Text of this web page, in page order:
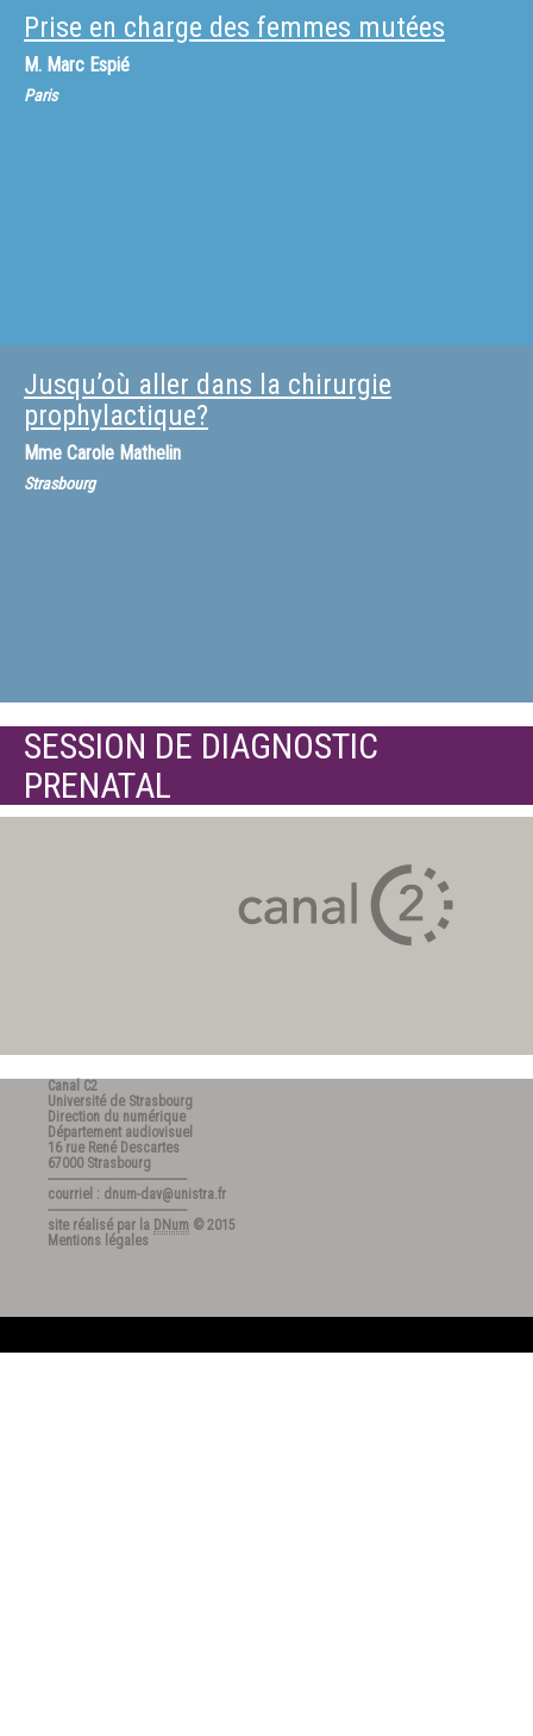
Prise en charge des femmes mutées
M. Marc Espié
Paris
Jusqu’où aller dans la chirurgie
prophylactique?
Mme Carole Mathelin
Strasbourg
SESSION DE DIAGNOSTIC
PRENATAL
Canal C2
Université de Strasbourg
Direction du numérique
Département audiovisuel
16 rue René Descartes
67000 Strasbourg
---------------------------------------
courriel : dnum-dav@unistra.fr
---------------------------------------
site réalisé par la DNum © 2015
Mentions légales